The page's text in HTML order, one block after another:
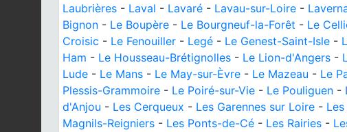
Laubrières - Laval - Lavaré - Lavau-sur-Loire -
Bignon - Le Boupère - Le Bourgneuf-la-Forêt - Le
Croisic - Le Fenouiller - Legé - Le Genest-Saint-Isle -
Ham - Le Housseau-Brétignolles - Le Lion-d'Angers -
Lude - Le Mans - Le May-sur-Èvre - Le Mazeau - Le
Plessis-Grammoire - Le Poiré-sur-Vie - Le Pouliguen -
d'Anjou - Les Cerqueux - Les Garennes sur Loire -
Magnils-Reigniers - Les Ponts-de-Cé - Les Rairies -